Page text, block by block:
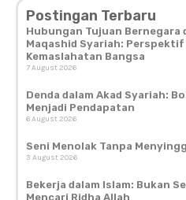
Postingan Terbaru
Hubungan Tujuan Bernegara
Maqashid Syariah:
Kemaslahatan Bangsa
7 August 2026
Denda dalam Akad Syariah:
Menjadi Pendapatan
6 August 2026
Seni Menolak Tanpa
3 August 2026
Bekerja dalam Islam: Bukan
Mencari Ridha Allah